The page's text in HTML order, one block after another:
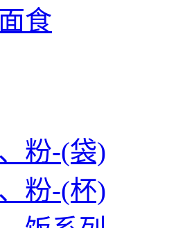
食
粉-(袋)
粉-(杯)